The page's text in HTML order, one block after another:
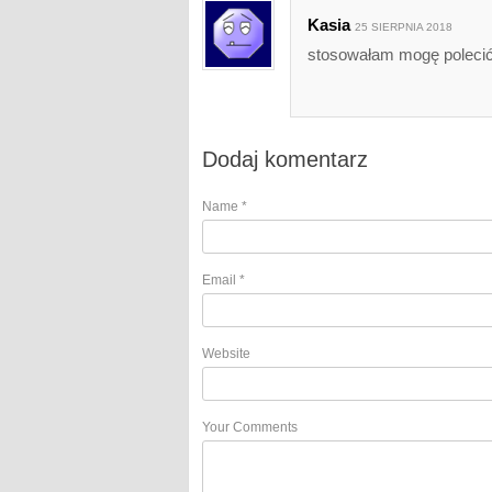
Kasia 25 SIERPNIA 2018
stosowałam mogę
Dodaj komentarz
Name *
Email *
Website
Your Comments